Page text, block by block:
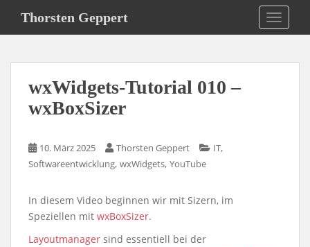
i
Thorsten Geppert
wxWidgets-Tutorial 010 –
wxBoxSizer
10. März 2025 Thorsten Geppert IT,
Softwareentwicklung, wxWidgets, YouTube
In diesem Video beginnen wir mit Sizern, im
Speziellen mit wxBoxSizer.
Layoutmanager sind essentiell bei der